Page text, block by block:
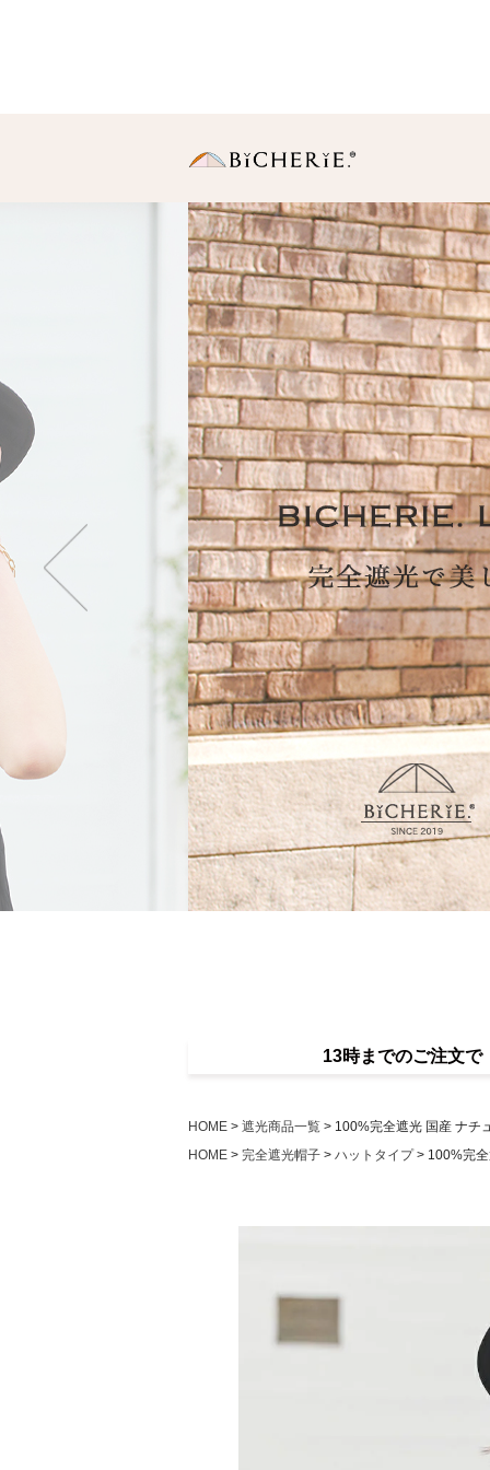
日傘
長傘
・Sサイズ（親骨
中棒伸縮タイプの使い
りサイズ。
・Ｍサイズ(親骨
一般的に使われている
同サイズ。
折りたたみ傘
・2段タイプ(親骨
折りたたむのが楽で長
も持てます。
・3段タイプ(親骨
最もコンパクトになり
ず閉じて持てます。
13時までのご注文で
HOME 遮光商品一覧
100%完全遮光 国産 ナチ
HOME
完全遮光帽子 ハットタイプ 100%完